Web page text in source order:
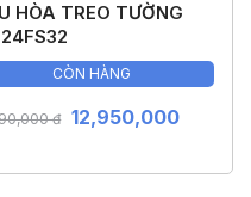
HÒA TREO TƯỜNG
CÒN HÀNG
đ 12,950,000